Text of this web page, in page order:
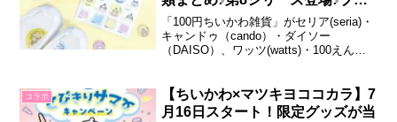
クマークも！2026年8月最新
「100円ちいかわ雑貨」がセリア(seria)・
キャンドゥ（cando）・ダイソー
（DAISO）、ワッツ(watts)・100えんハ
シリーズ＋DAISO限定シリーズまで発売
中！ラインナップをぜひ参考にしてみて
コラボ
【ちいかわ×マツキヨココカラ】7
月16日スタート！限定グッズが当